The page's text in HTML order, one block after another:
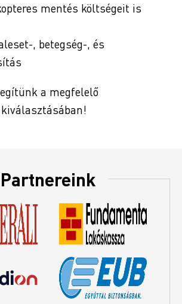
mentés költségeit is
, betegség-, és
a megfelelő
kiválasztásában!
Partnereink